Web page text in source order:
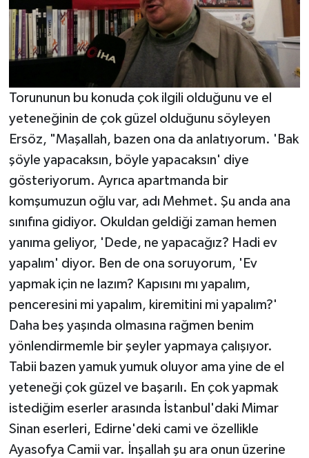
Torununun bu konuda çok ilgili olduğunu ve el
yeteneğinin de çok güzel olduğunu söyleyen
Ersöz, "Maşallah, bazen ona da anlatıyorum. 'Bak
şöyle yapacaksın, böyle yapacaksın' diye
gösteriyorum. Ayrıca apartmanda bir
komşumuzun oğlu var, adı Mehmet. Şu anda ana
sınıfına gidiyor. Okuldan geldiği zaman hemen
yanıma geliyor, 'Dede, ne yapacağız? Hadi ev
yapalım' diyor. Ben de ona soruyorum, 'Ev
yapmak için ne lazım? Kapısını mı yapalım,
penceresini mi yapalım, kiremitini mi yapalım?'
Daha beş yaşında olmasına rağmen benim
yönlendirmemle bir şeyler yapmaya çalışıyor.
Tabii bazen yamuk yumuk oluyor ama yine de el
yeteneği çok güzel ve başarılı. En çok yapmak
istediğim eserler arasında İstanbul'daki Mimar
Sinan eserleri, Edirne'deki cami ve özellikle
Ayasofya Camii var. İnşallah şu ara onun üzerine